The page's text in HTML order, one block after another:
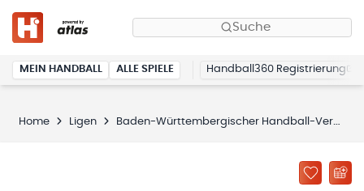
Suche
MEIN HANDBALL ALLE SPIELE Handball360 Registrierung
Home Ligen Baden-Württembergischer Handball-Verband - Männer-Oberliga Staffel 1